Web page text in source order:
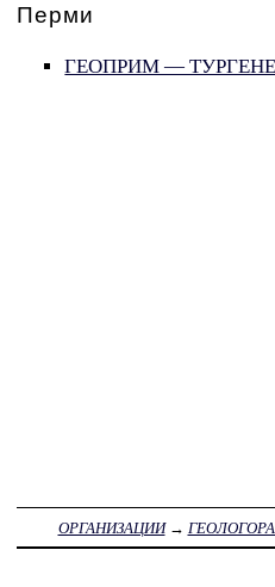
Перми
ГЕОПРИМ —
ОРГАНИЗАЦИИ→